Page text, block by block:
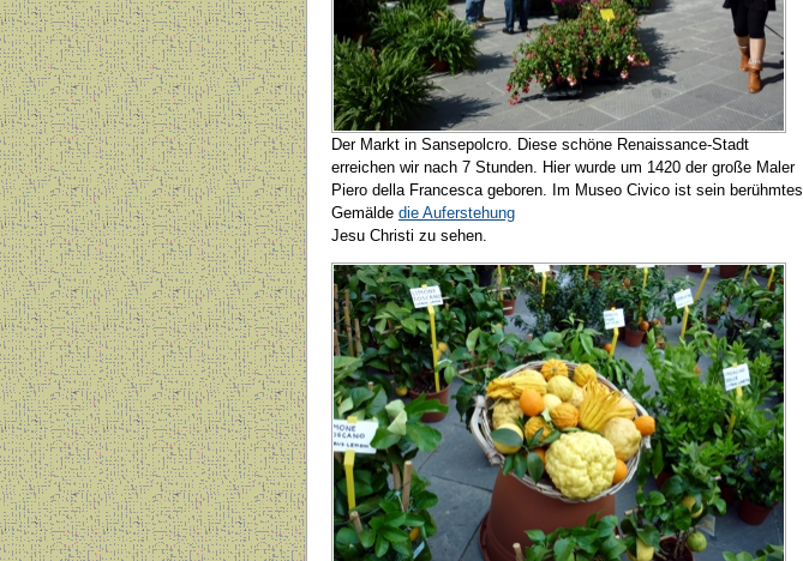
Der Markt in Sansepolcro. Diese schöne Renaissance-Stadt
erreichen wir nach 7 Stunden. Hier wurde um 1420 der große Maler
Piero della Francesca geboren. Im Museo Civico ist sein berühmtes
Gemälde die Auferstehung
Jesu Christi zu sehen.